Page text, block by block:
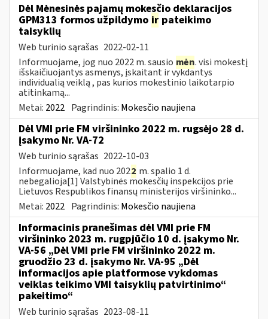
Dėl Mėnesinės pajamų mokesčio deklaracijos
GPM313 formos užpildymo ir pateikimo
taisyklių
Web turinio sąrašas 2022-02-11
Informuojame, jog nuo 2022 m. sausio mėn. visi mokestį
išskaičiuojantys asmenys, įskaitant ir vykdantys
individualią veiklą , pas kurios mokestinio laikotarpio
atitinkamą...
Metai: 2022 Pagrindinis: Mokesčio naujiena
Dėl VMI prie FM viršininko 2022 m. rugsėjo 28 d.
įsakymo Nr. VA-72
Web turinio sąrašas 2022-10-03
Informuojame, kad nuo 2022 m. spalio 1 d.
nebegalioja[1] Valstybinės mokesčių inspekcijos prie
Lietuvos Respublikos finansų ministerijos viršininko...
Metai: 2022 Pagrindinis: Mokesčio naujiena
Informacinis pranešimas dėl VMI prie FM
viršininko 2023 m. rugpjūčio 10 d. įsakymo Nr.
VA-56 „Dėl VMI prie FM viršininko 2022 m.
gruodžio 23 d. įsakymo Nr. VA-95 „Dėl
informacijos apie platformose vykdomas
veiklas teikimo VMI taisyklių patvirtinimo“
pakeitimo“
Web turinio sąrašas 2023-08-11